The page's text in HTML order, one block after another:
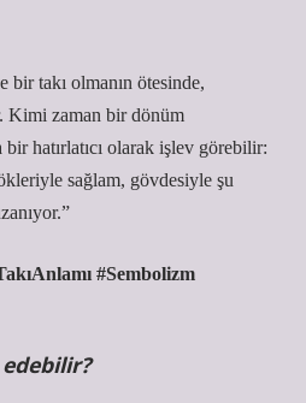
bir takı olmanın ötesinde,
Kimi zaman bir dönüm
hatırlatıcı olarak işlev görebilir:
sağlam, gövdesiyle şu
#Sembolizm